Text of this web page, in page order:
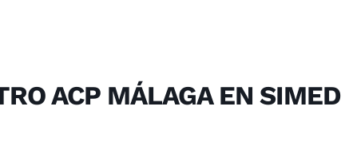
ACP MÁLAGA EN SIMED